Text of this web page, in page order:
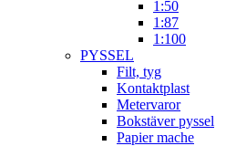
1:50
1:87
1:100
PYSSEL
Filt, tyg
Kontaktplast
Metervaror
Bokstäver pyssel
Papier mache